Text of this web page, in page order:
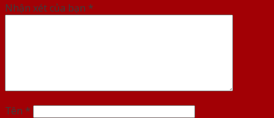
Nhận xét của bạn *
Tên *